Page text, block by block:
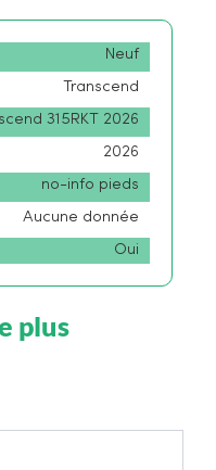
Neuf
Transcend
315RKT 2026
2026
no-info pieds
Aucune donnée
Oui
plus